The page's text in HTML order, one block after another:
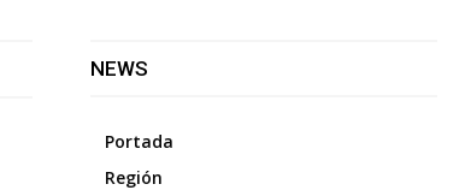
NEWS
Portada
Región